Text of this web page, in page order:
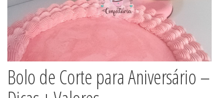
Bolo de Corte para Aniversário –